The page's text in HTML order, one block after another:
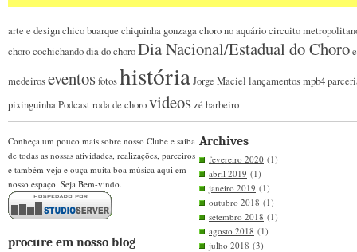
arte e designchico buarque chiquinha gonzagachoro no aquáriocircuito
chorocochichandodia do choroDia Nacional/Estadual do Choro
medeiroseventos fotoshistóriaJorge Maciel lançamentosmpb4
pixinguinhaPodcastroda de chorovideos zé barbeiro
Conheça um pouco mais sobre nosso Clube e saiba
de todas as nossas atividades, realizações, parceiros
e também veja e ouça muita boa música aqui em
nosso espaço. Seja Bem-vindo.
procure em nosso blog
Archives
fevereiro 2020 (1)
abril 2019 (1)
janeiro 2019 (1)
outubro 2018 (1)
setembro 2018 (1)
agosto 2018 (1)
julho 2018 (3)